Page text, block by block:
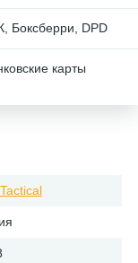
Боксберри, DPD
карты